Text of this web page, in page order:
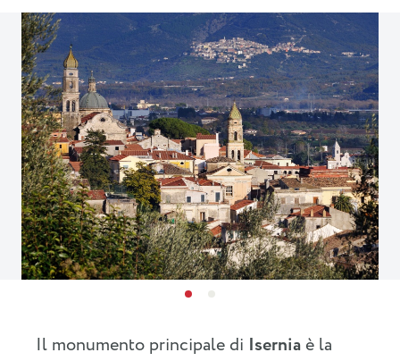
Il monumento principale di Iserniaè la